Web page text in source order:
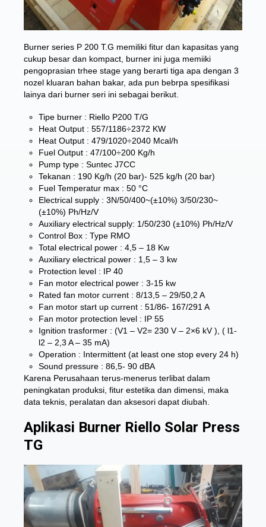
Burner series P 200 T.G memiliki fitur dan kapasitas yang
cukup besar dan kompact, burner ini juga memiiki
pengoprasian trhee stage yang berarti tiga apa dengan 3
nozel kluaran bahan bakar, ada pun bebrpa spesifikasi
lainya dari burner seri ini sebagai berikut.
Tipe burner : Riello P200 T/G
Heat Output : 557/1186÷2372 KW
Heat Output : 479/1020÷2040 Mcal/h
Fuel Output : 47/100÷200 Kg/h
Pump type : Suntec J7CC
Tekanan : 190 Kg/h (20 bar)- 525 kg/h (20 bar)
Fuel Temperatur max : 50 °C
Electrical supply : 3N/50/400~(±10%) 3/50/230~
(±10%) Ph/Hz/V
Auxiliary electrical supply: 1/50/230 (±10%) Ph/Hz/V
Control Box : Type RMO
Total electrical power : 4,5 – 18 Kw
Auxiliary electrical power : 1,5 – 3 kw
Protection level : IP 40
Fan motor electrical power : 3-15 kw
Rated fan motor current : 8/13,5 – 29/50,2 A
Fan motor start up current : 51/86- 167/291 A
Fan motor protection level : IP 55
Ignition trasformer : (V1 – V2= 230 V – 2×6 kV ), ( l1-
l2 – 2,3 A – 35 mA)
Operation : Intermittent (at least one stop every 24 h)
Sound pressure : 86,5- 90 dBA
Karena Perusahaan terus-menerus terlibat dalam
peningkatan produksi, fitur estetika dan dimensi, maka
data teknis, peralatan dan aksesori dapat diubah.
Aplikasi Burner Riello Solar Press
TG